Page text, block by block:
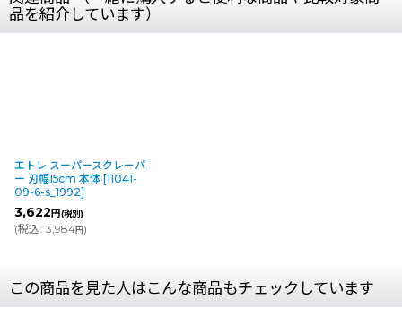
品を紹介しています）
エトレ スーパースクレーパ
ー 刃幅15cm 本体 [11041-
09-6-s_1992]
3,622 円(税別)
(税込: 3,984円)
この商品を見た人はこんな商品もチェックしています